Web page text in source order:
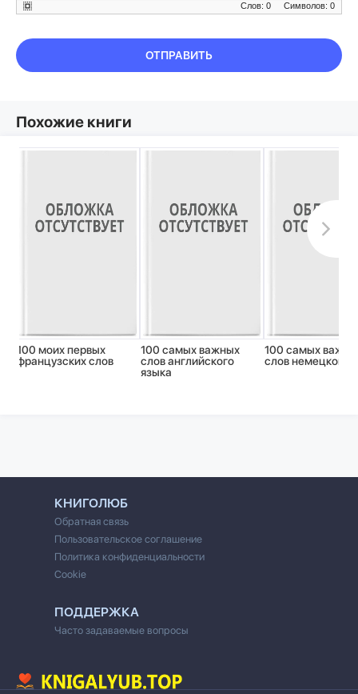
Символов: 0
Слов: 0
ОТПРАВИТЬ
Похожие книги
100 моих первых
французских слов
100 самых важных
слов английского
языка
100 самых
слов немецкого
КНИГОЛЮБ
Обратная связь
Пользовательское соглашение
Политика конфиденциальности
Cookie
ПОДДЕРЖКА
Часто задаваемые вопросы